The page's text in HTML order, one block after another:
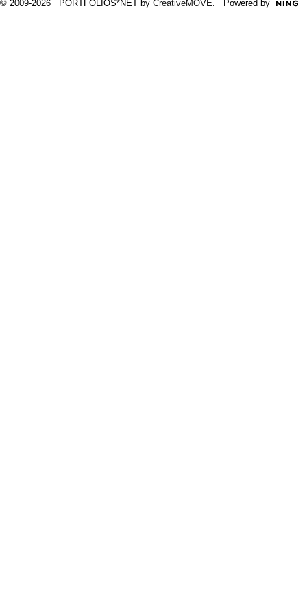
© 2009-2026 PORTFOLIOS*NET by CreativeMOVE . Powered by